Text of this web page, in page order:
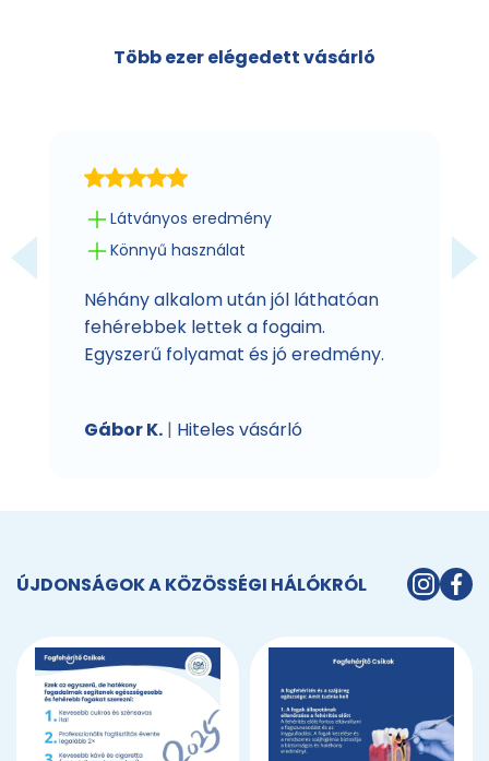
Több ezer elégedett vásárló
Látványos eredmény
Könnyű használat
Néhány alkalom után jól láthatóan
fehérebbek lettek a fogaim.
Egyszerű folyamat és jó eredmény.
Gábor K. | Hiteles vásárló
ÚJDONSÁGOK A KÖZÖSSÉGI HÁLÓKRÓL